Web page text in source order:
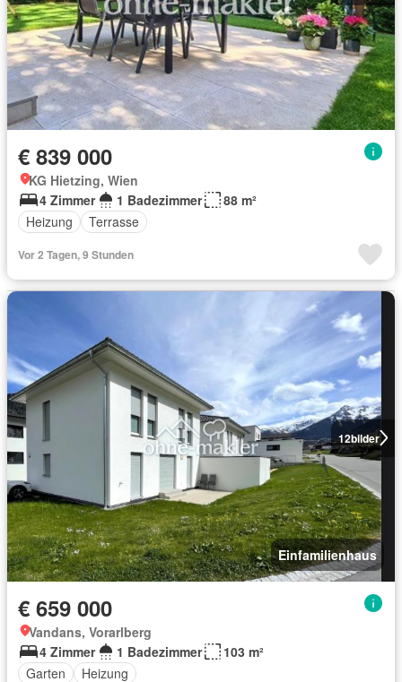
€ 839 000
KG Hietzing, Wien
4 Zimmer
1 Badezimmer
88 m²
Heizung
Terrasse
Vor 2 Tagen, 9 Stunden
12bilder
Einfamilienhaus
€ 659 000
Vandans, Vorarlberg
4 Zimmer
1 Badezimmer
103 m²
Garten
Heizung